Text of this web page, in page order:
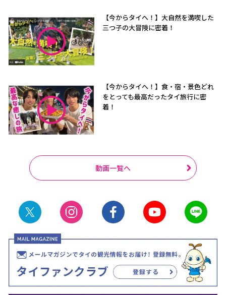
【今からタイへ！】大自然を満喫した
三つ子の大冒険に密着！
【今からタイへ！】食・宿・景色どれ
をとっても最高だったタイ旅行に密
着！
動画一覧へ